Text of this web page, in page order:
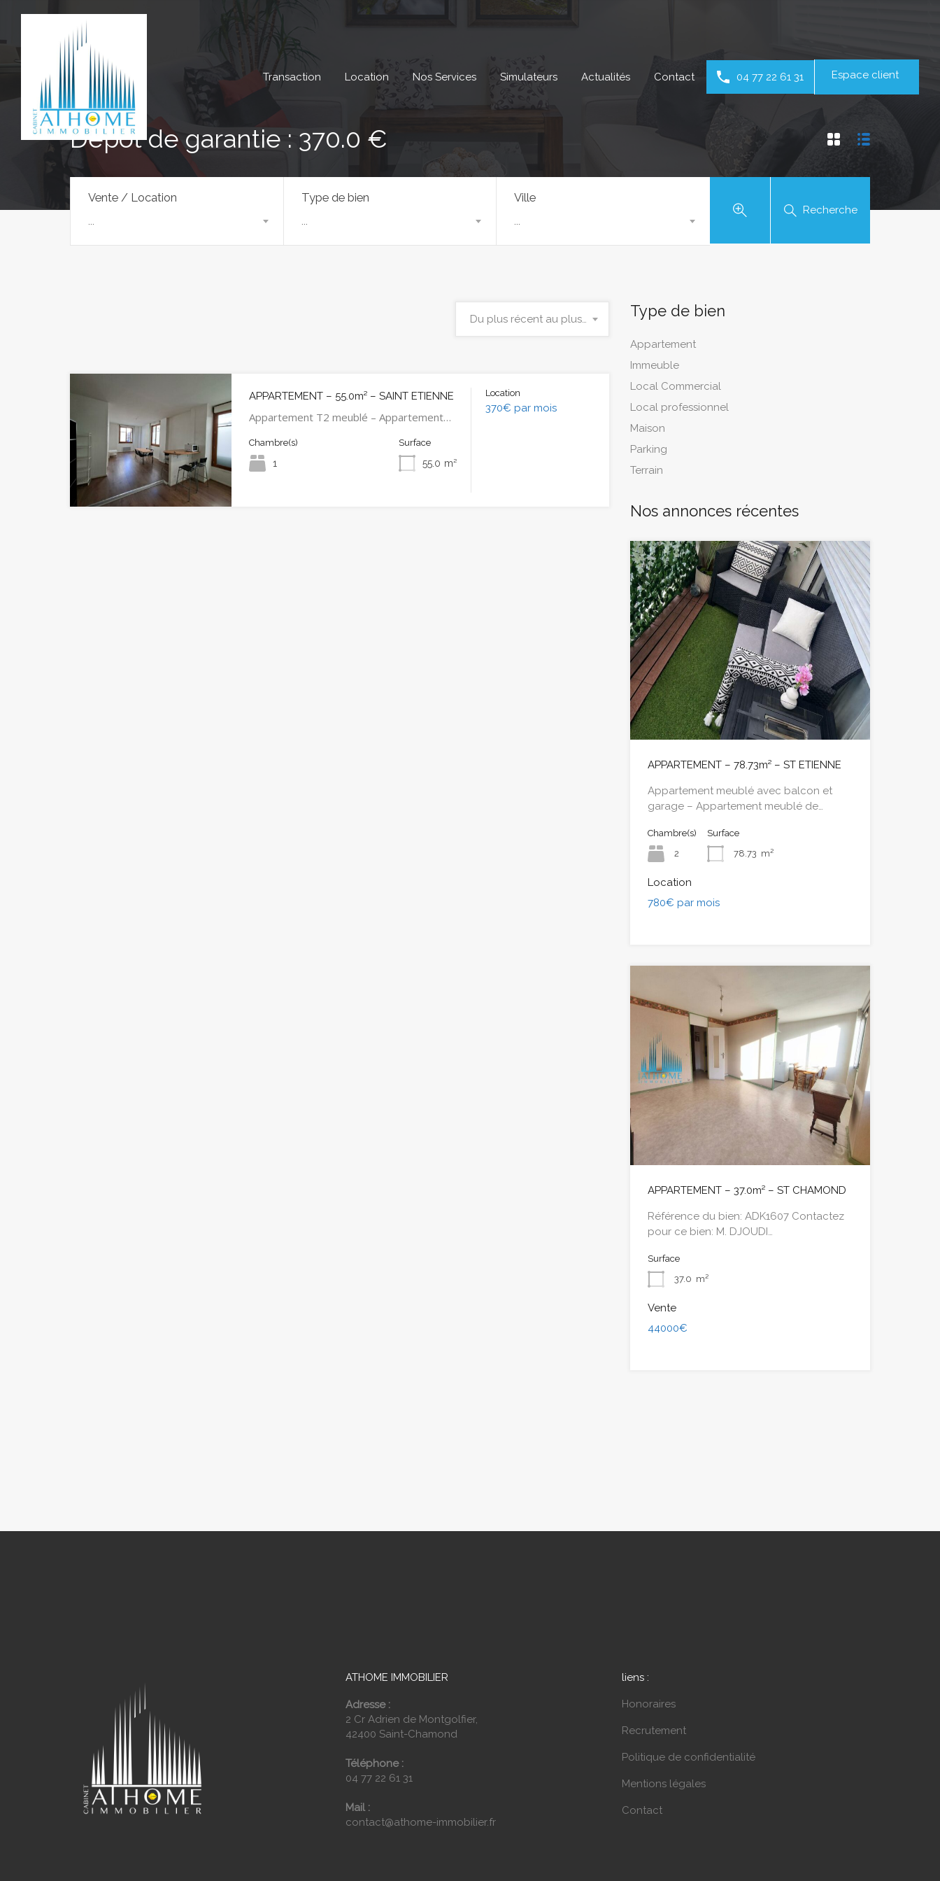
Transaction Location Nos Services Simulateurs Actualités Contact 04 77 22 61 31 Espace client
Dépôt de garantie : 370.0 €
Vente / Location Type de bien Ville
Recherche
Du plus récent au plus ancien
APPARTEMENT – 55.0m² – SAINT ETIENNE
Appartement T2 meublé – Appartement…
Chambre(s)
1
Surface
55.0 m²
Location
370€ par mois
Type de bien
Appartement
Immeuble
Local Commercial
Local professionnel
Maison
Parking
Terrain
Nos annonces récentes
APPARTEMENT – 78.73m² – ST ETIENNE
Appartement meublé avec balcon et
garage – Appartement meublé de…
Chambre(s)
2
Surface
78.73 m²
Location
780€ par mois
APPARTEMENT – 37.0m² – ST CHAMOND
Référence du bien: ADK1607 Contactez
pour ce bien: M. DJOUDI…
Surface
37.0 m²
Vente
44000€
ATHOME IMMOBILIER
Adresse :
2 Cr Adrien de Montgolfier,
42400 Saint-Chamond
Téléphone :
04 77 22 61 31
Mail :
contact@athome-immobilier.fr
liens :
Honoraires
Recrutement
Politique de confidentialité
Mentions légales
Contact